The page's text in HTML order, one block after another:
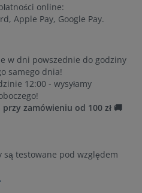
online:
Apple Pay, Google Pay.
w dni powszednie do godziny
samego dnia!
12:00 - wysyłamy
zamówieniu od 100 zł 🚚
są testowane pod względem